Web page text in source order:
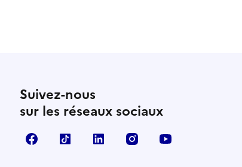
Suivez-nous
sur les réseaux sociaux
FacebookTikTok LinkedIn Instagram